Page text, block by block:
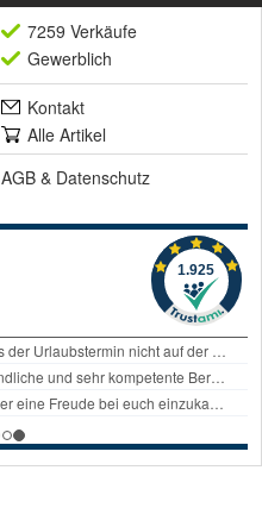
7259 Verkäufe
Gewerblich
Kontakt
Alle Artikel
AGB & Datenschutz